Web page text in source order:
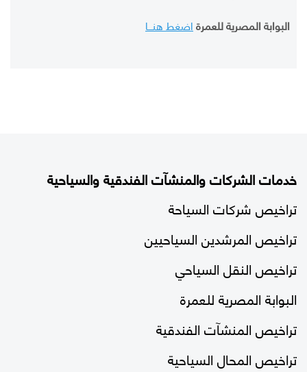
البوابة المصرية للعمرةاضغط هنـــا
خدمات الشركات والمنشآت الفندقية والسياحية
تراخيص شركات السياحة
تراخيص المرشدين السياحيين
تراخيص النقل السياحي
البوابة المصرية للعمرة
تراخيص المنشآت الفندقية
تراخيص المحال السياحية